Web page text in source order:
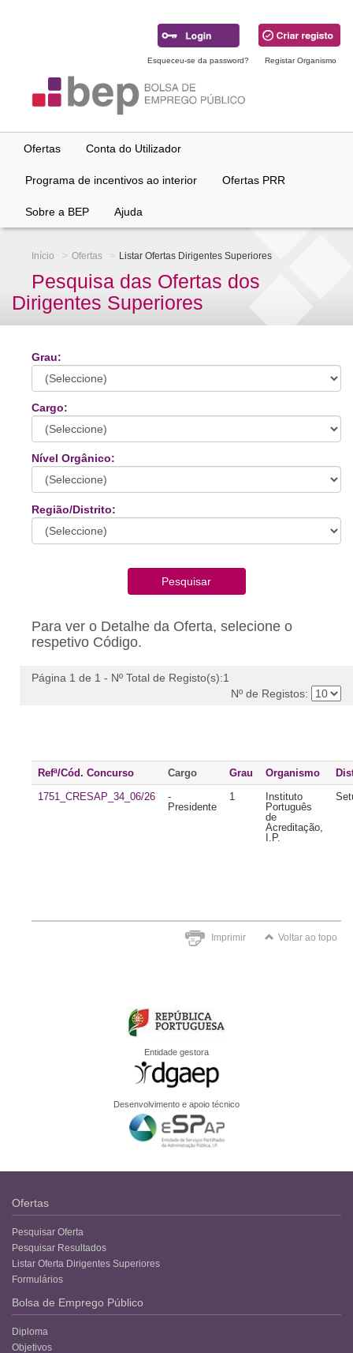
Esqueceu-se da password? Registar Organismo
Ofertas Conta do Utilizador
Programa de incentivos ao interior Ofertas PRR
Sobre a BEP Ajuda
Início Ofertas Listar Ofertas Dirigentes Superiores
Pesquisa das Ofertas dos
Dirigentes Superiores
Grau:
Cargo:
Nível Orgânico:
Região/Distrito:
Para ver o Detalhe da Oferta, selecione o
respetivo Código.
Página 1 de 1 - Nº Total de Registo(s):1
Nº de Registos:
Refª/Cód. Concurso Cargo Grau Organismo
1751_CRESAP_34_06/26
-
Presidente
1
Instituto
Português
de
Acreditação,
I.P.
Imprimir Voltar ao topo
Entidade gestora
Desenvolvimento e apoio técnico
Ofertas
Pesquisar Oferta
Pesquisar Resultados
Listar Oferta Dirigentes Superiores
Formulários
Bolsa de Emprego Público
Diploma
Objetivos